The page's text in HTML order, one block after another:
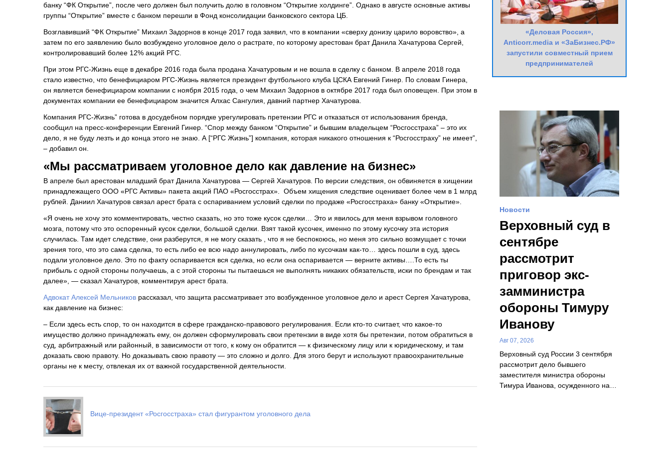
банку “ФК Открытие”, после чего должен был получить долю в головном “Открытие холдинге”. Однако в августе основные активы
группы “Открытие” вместе с банком перешли в Фонд консолидации банковского сектора ЦБ.
Возглавивший “ФК Открытие” Михаил Задорнов в конце 2017 года заявил, что в компании «сверху донизу царило воровство», а
затем по его заявлению было возбуждено уголовное дело о растрате, по которому арестован брат Данила Хачатурова Сергей,
контролировавший более 12% акций РГС.
При этом РГС-Жизнь еще в декабре 2016 года была продана Хачатуровым и не вошла в сделку с банком. В апреле 2018 года
стало известно, что бенефициаром РГС-Жизнь является президент футбольного клуба ЦСКА Евгений Гинер. По словам Гинера,
он является бенефициаром компании с ноября 2015 года, о чем Михаил Задорнов в октябре 2017 года был оповещен. При этом в
документах компании ее бенефициаром значится Алхас Сангулия, давний партнер Хачатурова.
Компания РГС-Жизнь” готова в досудебном порядке урегулировать претензии РГС и отказаться от использования бренда,
сообщил на пресс-конференции Евгений Гинер. “Спор между банком “Открытие” и бывшим владельцем “Росгосстраха” – это их
дело, я не буду лезть и до конца этого не знаю. А [“РГС Жизнь”] компания, которая никакого отношения к “Росгосстраху” не имеет”,
– добавил он.
«Мы рассматриваем уголовное дело как давление на бизнес»
В апреле был арестован младший брат Данила Хачатурова — Сергей Хачатуров. По версии следствия, он обвиняется в хищении
принадлежащего ООО «РГС Активы» пакета акций ПАО «Росгосстрах». Объем хищения следствие оценивает более чем в 1 млрд
рублей. Даниил Хачатуров связал арест брата с оспариванием условий сделки по продаже «Росгосстраха» банку «Открытие».
«Я очень не хочу это комментировать, честно сказать, но это тоже кусок сделки… Это и явилось для меня взрывом головного
мозга, потому что это оспоренный кусок сделки, большой сделки. Взят такой кусочек, именно по этому кусочку эта история
случилась. Там идет следствие, они разберутся, я не могу сказать , что я не беспокоюсь, но меня это сильно возмущает с точки
зрения того, что это сама сделка, то есть либо ее всю надо аннулировать, либо по кусочкам как-то… здесь пошли в суд, здесь
подали уголовное дело. Это по факту оспаривается вся сделка, но если она оспаривается — верните активы….То есть ты
прибыль с одной стороны получаешь, а с этой стороны ты пытаешься не выполнять никаких обязательств, иски по брендам и так
далее», — сказал Хачатуров, комментируя арест брата.
Адвокат Алексей Мельников рассказал, что защита рассматривает это возбужденное уголовное дело и арест Сергея Хачатурова,
как давление на бизнес:
– Если здесь есть спор, то он находится в сфере гражданско-правового регулирования. Если кто-то считает, что какое-то
имущество должно принадлежать ему, он должен сформулировать свои претензии в виде хотя бы претензии, потом обратиться в
суд, арбитражный или районный, в зависимости от того, к кому он обратится — к физическому лицу или к юридическому, и там
доказать свою правоту. Но доказывать свою правоту — это сложно и долго. Для этого берут и используют правоохранительные
органы не к месту, отвлекая их от важной государственной деятельности.
Вице-президент «Росгосстраха» стал фигурантом уголовного дела
«Деловая Россия»,
Anticorr.media и «ЗаБизнес.РФ»
запустили совместный прием
предпринимателей
Новости
Верховный суд в
сентябре
рассмотрит
приговор экс-
замминистра
обороны Тимуру
Иванову
Авг 07, 2026
Верховный суд России 3 сентября
рассмотрит дело бывшего
заместителя министра обороны
Тимура Иванова, осужденного на…